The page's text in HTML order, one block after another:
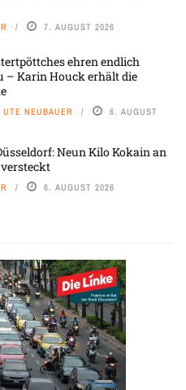
7. AUGUST 2026
ehren endlich
– Karin Houck erhält die
NEUBAUER 6. AUGUST
Neun Kilo Kokain an
6. AUGUST 2026